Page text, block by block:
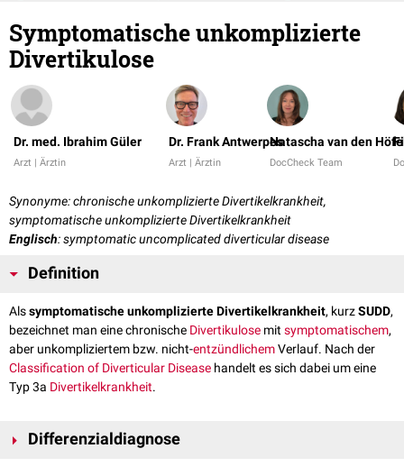
Symptomatische unkomplizierte
Divertikulose
Dr. med. Ibrahim Güler
Arzt | Ärztin
Dr. Frank Antwerpes
Arzt | Ärztin
Natascha van den
DocCheck Team
Synonyme: chronische unkomplizierte Divertikelkrankheit,
symptomatische unkomplizierte Divertikelkrankheit
Englisch: symptomatic uncomplicated diverticular disease
Definition
Alssymptomatische unkomplizierte Divertikelkrankheit, kurzSUDD,
bezeichnet man eine chronische Divertikulose mitsymptomatischem,
aber unkompliziertem bzw. nicht-entzündlichemVerlauf. Nach der
Classification of Diverticular Disease handelt es sich dabei um eine
Typ 3a Divertikelkrankheit.
Differenzialdiagnose